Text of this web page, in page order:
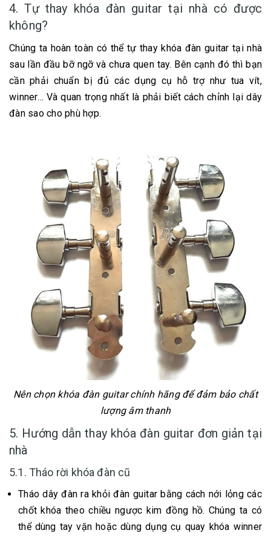
4. Tự thay khóa đàn guitar tại nhà có được
không?
Chúng ta hoàn toàn có thể tự thay khóa đàn guitar tại nhà
sau lần đầu bỡ ngỡ và chưa quen tay. Bên cạnh đó thì bạn
cần phải chuẩn bị đủ các dụng cụ hỗ trợ như tua vít,
winner… Và quan trọng nhất là phải biết cách chỉnh lại dây
đàn sao cho phù hợp.
Nên chọn khóa đàn guitar chính hãng để đảm bảo chất
lượng âm thanh
5. Hướng dẫn thay khóa đàn guitar đơn giản tại
nhà
5.1. Tháo rời khóa đàn cũ
Tháo dây đàn ra khỏi đàn guitar bằng cách nới lỏng các
chốt khóa theo chiều ngược kim đồng hồ. Chúng ta có
thể dùng tay vặn hoặc dùng dụng cụ quay khóa winner